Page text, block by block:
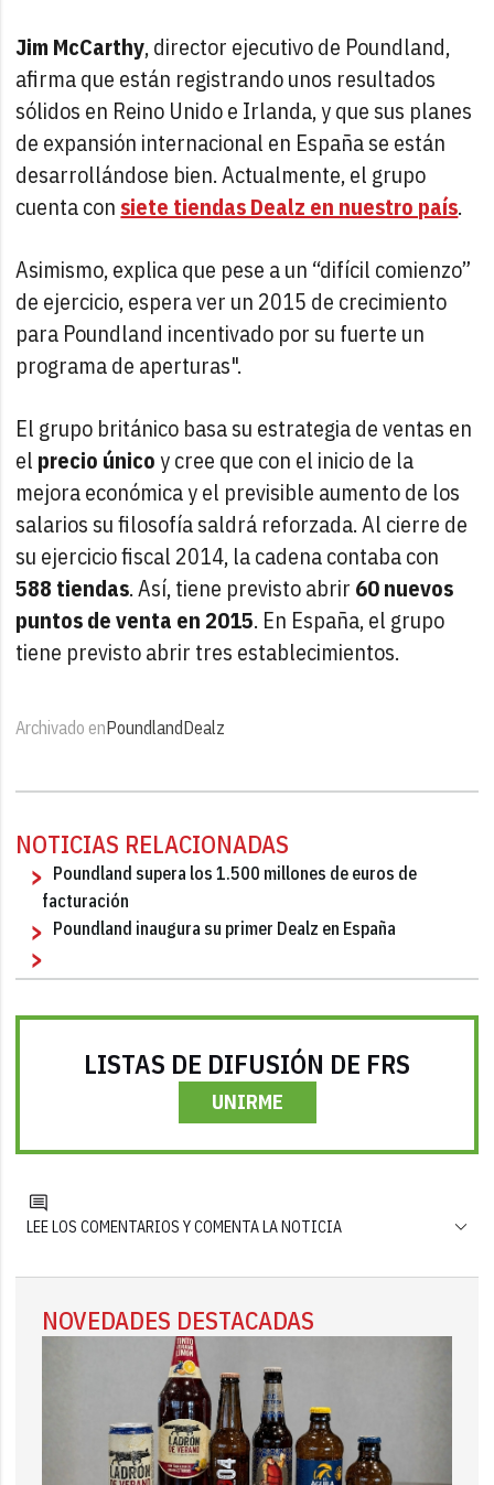
Jim McCarthy, director ejecutivo de Poundland,
afirma que están registrando unos resultados
sólidos en Reino Unido e Irlanda, y que sus planes
de expansión internacional en España se están
desarrollándose bien. Actualmente, el grupo
cuenta con siete tiendas Dealz en nuestro país.
Asimismo, explica que pese a un “difícil comienzo”
de ejercicio, espera ver un 2015 de crecimiento
para Poundland incentivado por su fuerte un
programa de aperturas".
El grupo británico basa su estrategia de ventas en
el precio únicoy cree que con el inicio de la
mejora económica y el previsible aumento de los
salarios su filosofía saldrá reforzada. Al cierre de
su ejercicio fiscal 2014, la cadena contaba con
588 tiendas. Así, tiene previsto abrir 60 nuevos
puntos de venta en 2015. En España, el grupo
tiene previsto abrir tres establecimientos.
Archivado enPoundlandDealz
NOTICIAS RELACIONADAS
Poundland supera los 1.500 millones de euros de
facturación
Poundland inaugura su primer Dealz en España
LISTAS DE DIFUSIÓN DE FRS
UNIRME
LEE LOS COMENTARIOS Y COMENTA LA NOTICIA
NOVEDADES DESTACADAS